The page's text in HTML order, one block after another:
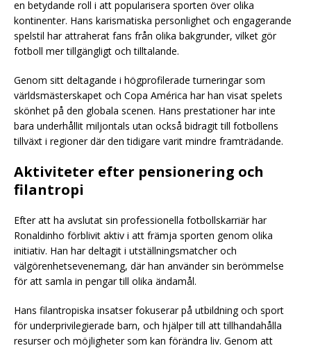
en betydande roll i att popularisera sporten över olika
kontinenter. Hans karismatiska personlighet och engagerande
spelstil har attraherat fans från olika bakgrunder, vilket gör
fotboll mer tillgängligt och tilltalande.
Genom sitt deltagande i högprofilerade turneringar som
världsmästerskapet och Copa América har han visat spelets
skönhet på den globala scenen. Hans prestationer har inte
bara underhållit miljontals utan också bidragit till fotbollens
tillväxt i regioner där den tidigare varit mindre framträdande.
Aktiviteter efter pensionering och
filantropi
Efter att ha avslutat sin professionella fotbollskarriär har
Ronaldinho förblivit aktiv i att främja sporten genom olika
initiativ. Han har deltagit i utställningsmatcher och
välgörenhetsevenemang, där han använder sin berömmelse
för att samla in pengar till olika ändamål.
Hans filantropiska insatser fokuserar på utbildning och sport
för underprivilegierade barn, och hjälper till att tillhandahålla
resurser och möjligheter som kan förändra liv. Genom att